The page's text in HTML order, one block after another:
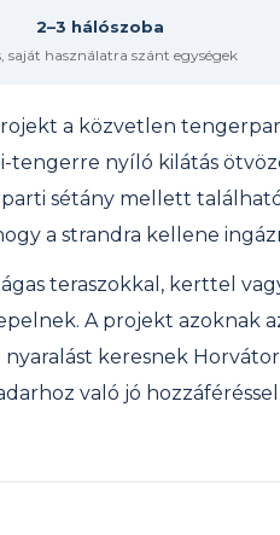
2–3 hálószoba
saját használatra szánt egységek
a közvetlen
tengerre nyíló kilátás
sétány mellett
a strandra kellene
teraszokkal, kerttel
A projekt azoknak
keresnek
való jó hozzáféréssel.